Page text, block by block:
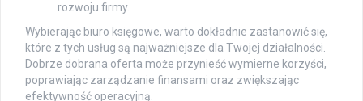
rozwoju firmy.
Wybierając biuro księgowe, warto dokładnie zastanowić się,
które z tych usług są najważniejsze dla Twojej działalności.
Dobrze dobrana oferta może przynieść wymierne korzyści,
poprawiając zarządzanie finansami oraz zwiększając
efektywność operacyjną.